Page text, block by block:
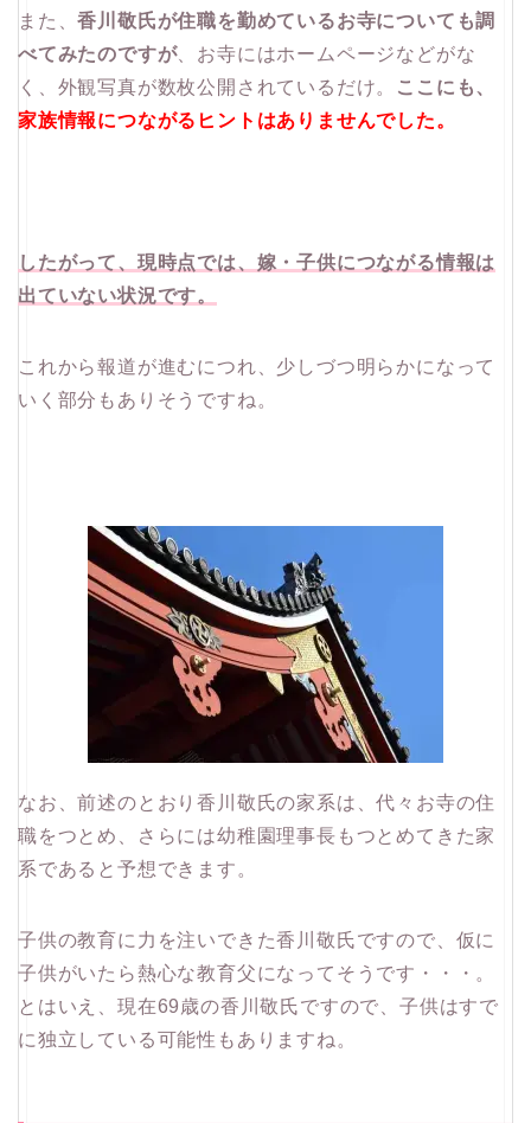
また、香川敬氏が住職を勤めているお寺についても調
べてみたのですが、お寺にはホームページなどがな
く、外観写真が数枚公開されているだけ。
ここにも、
家族情報につながるヒントはありませんでした。
したがって、現時点では、嫁・子供につながる情報は
出ていない状況です。
これから報道が進むにつれ、少しづつ明らかになって
いく部分もありそうですね。
なお、前述のとおり香川敬氏の家系は、代々お寺の住
職をつとめ、さらには幼稚園理事長もつとめてきた家
系であると予想できます。
子供の教育に力を注いできた香川敬氏ですので、仮に
子供がいたら熱心な教育父になってそうです・・・。
とはいえ、現在69歳の香川敬氏ですので、子供はすで
に独立している可能性もありますね。